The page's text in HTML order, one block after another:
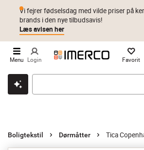
Klik & hent Byt i 1 år Prismatch
Vi fejrer fødselsdag med vilde priser på
brands i den nye tilbudsavis!
Læs avisen her
Menu Login Favorit
Boligtekstil Dørmåtter Tica